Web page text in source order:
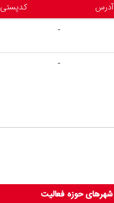
آدرس کدپستی
-
-
شهرهای حوزه فعالیت